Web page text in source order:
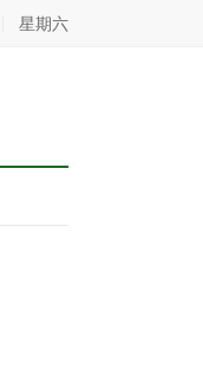
星期六